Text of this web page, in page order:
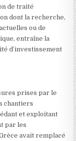
de traité
dont la recherche,
ou de
entraîne la
d’investissement
prises par le
chantiers
et exploitant
par les
avait remplacé